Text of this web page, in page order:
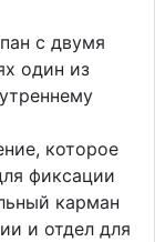
с двумя
один из
которое
фиксации
карман
и отдел для